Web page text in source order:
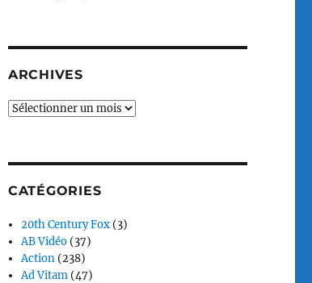
ARCHIVES
Archives
CATÉGORIES
20th Century Fox (3)
AB Vidéo (37)
Action (238)
Ad Vitam (47)